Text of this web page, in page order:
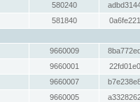
580240
581840
9660009
9660001
9660007
9660005